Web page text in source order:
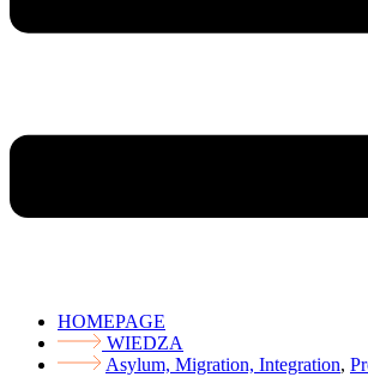
HOMEPAGE
WIEDZA
Asylum, Migration, Integration,